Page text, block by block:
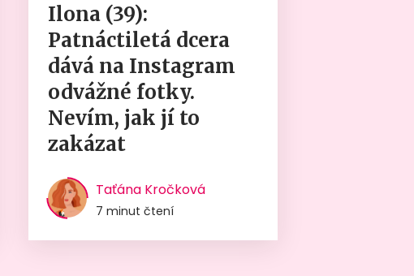
Ilona (39):
Patnáctiletá dcera
dává na Instagram
odvážné fotky.
Nevím, jak jí to
zakázat
Taťána Kročková
7 minut čtení